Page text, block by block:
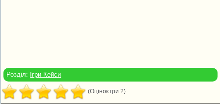
Розділ: Ігри Кейси
(Оцінок гри 2)